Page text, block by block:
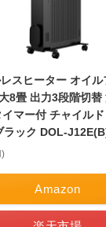
スヒーター オイル
8畳 出力3段階切替
マー付 チャイル
ラック DOL-
Amazon